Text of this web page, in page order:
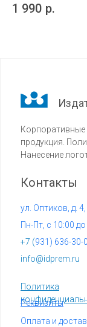
1 990 р.
Корпоративные
продукция.
Нанесение
info@idprem.ru
Контакты
Политика
+7 (931) 636-30-
Реквизиты
ул. Оптиков, д.
Оплата и
Пн-Пт, с 10:00